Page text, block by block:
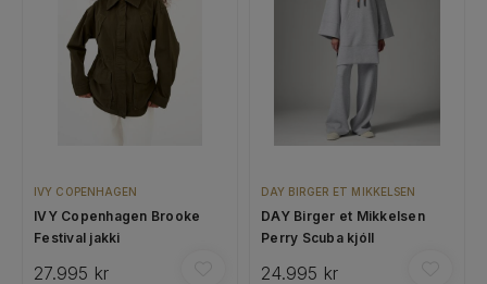
IVY COPENHAGEN
IVY Copenhagen Brooke
Festival jakki
27.995 kr
DAY BIRGER ET MIKKELSEN
DAY Birger et Mikkelsen
Perry Scuba kjóll
24.995 kr